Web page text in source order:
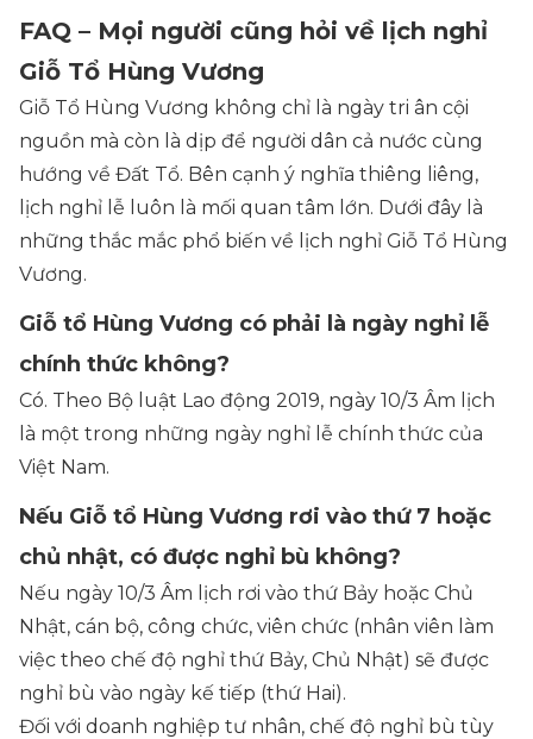
FAQ – Mọi người cũng hỏi về lịch nghỉ
Giỗ Tổ Hùng Vương
Giỗ Tổ Hùng Vương không chỉ là ngày tri ân cội
nguồn mà còn là dịp để người dân cả nước cùng
hướng về Đất Tổ. Bên cạnh ý nghĩa thiêng liêng,
lịch nghỉ lễ luôn là mối quan tâm lớn. Dưới đây là
những thắc mắc phổ biến về lịch nghỉ Giỗ Tổ Hùng
Vương.
Giỗ tổ Hùng Vương có phải là ngày nghỉ lễ
chính thức không?
Có. Theo Bộ luật Lao động 2019, ngày 10/3 Âm lịch
là một trong những ngày nghỉ lễ chính thức của
Việt Nam.
Nếu Giỗ tổ Hùng Vương rơi vào thứ 7 hoặc
chủ nhật, có được nghỉ bù không?
Nếu ngày 10/3 Âm lịch rơi vào thứ Bảy hoặc Chủ
Nhật, cán bộ, công chức, viên chức (nhân viên làm
việc theo chế độ nghỉ thứ Bảy, Chủ Nhật) sẽ được
nghỉ bù vào ngày kế tiếp (thứ Hai).
Đối với doanh nghiệp tư nhân, chế độ nghỉ bù tùy